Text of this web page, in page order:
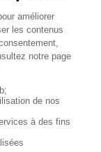
vous que la
santé
garanties
Lisez
mutuelle.
de couverture